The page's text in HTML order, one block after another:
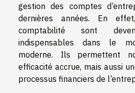
gestion des comptes
dernières années. En
comptabilité sont
indispensables dans le
moderne. Ils permettent
efficacité accrue, mais aussi
processus financiers de